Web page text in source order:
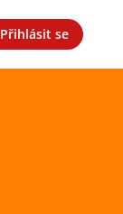
Přihlásit se